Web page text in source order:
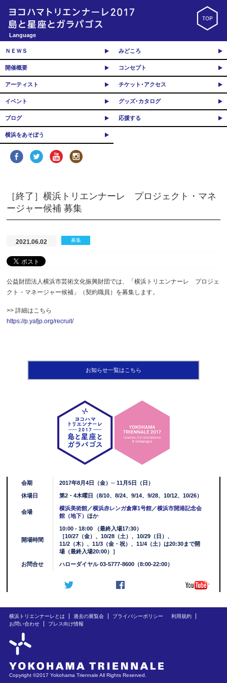
Language
ＮＥＷＳ みどころ
開催概要 コンセプト
アーティスト チケット･アクセス
イベント グッズ･カタログ
ブログ 応援する
横浜をあそぼう
［終了］横浜トリエンナーレ プロジェクト・マネ
ージャー候補 募集
2021.06.02 募集
公益財団法人横浜市芸術文化振興財団では、「横浜トリエンナーレ プロジェ
クト・マネージャー候補」（契約職員）を募集します。
>> 詳細はこちら
https://p.yafjp.org/recruit/
お知らせ一覧はこちら
会期 2017年8月4日（金）─ 11月5日（日）
休場日 第2・4木曜日（8/10、8/24、9/14、9/28、10/12、10/26）
会場
横浜美術館／横浜赤レンガ倉庫1号館／横浜市開港記念会
館（地下）ほか
開場時間
10:00 - 18:00 （最終入場17:30）
［10/27（金）、10/28（土）、10/29（日）、
11/2（木）、11/3（金・祝）、11/4（土）は20:30まで開
場（最終入場20:00）］
お問合せ ハローダイヤル 03-5777-8600（8:00-22:00）
横浜トリエンナーレとは 過去の展覧会 プライバシーポリシー
利用規約
お問い合わせ
プレス向け情報
Copyright ©2017 Yokohama Triennale All Rights Reserved.